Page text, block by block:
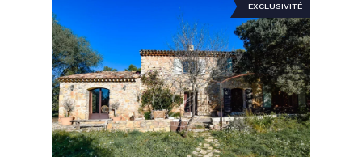
EXCLUSIVITÉ